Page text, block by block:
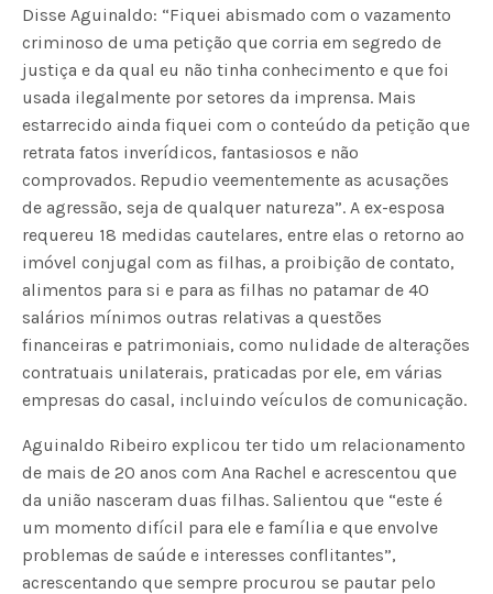
Disse Aguinaldo: “Fiquei abismado com o vazamento
criminoso de uma petição que corria em segredo de
justiça e da qual eu não tinha conhecimento e que foi
usada ilegalmente por setores da imprensa. Mais
estarrecido ainda fiquei com o conteúdo da petição que
retrata fatos inverídicos, fantasiosos e não
comprovados. Repudio veementemente as acusações
de agressão, seja de qualquer natureza”. A ex-esposa
requereu 18 medidas cautelares, entre elas o retorno ao
imóvel conjugal com as filhas, a proibição de contato,
alimentos para si e para as filhas no patamar de 40
salários mínimos outras relativas a questões
financeiras e patrimoniais, como nulidade de alterações
contratuais unilaterais, praticadas por ele, em várias
empresas do casal, incluindo veículos de comunicação.
Aguinaldo Ribeiro explicou ter tido um relacionamento
de mais de 20 anos com Ana Rachel e acrescentou que
da união nasceram duas filhas. Salientou que “este é
um momento difícil para ele e família e que envolve
problemas de saúde e interesses conflitantes”,
acrescentando que sempre procurou se pautar pelo